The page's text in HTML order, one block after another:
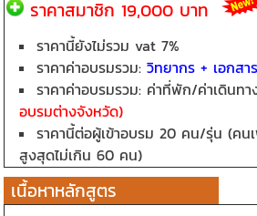
ราคาสมาชิก 19,000 บาท
ราคานี้ยังไม่รวม vat 7%
ราคาค่าอบรมรวม:วิทยากร + เอกส
ราคาค่าอบรมรวม: ค่าที่พัก/ค่าเดินท
อบรมต่างจังหวัด)
ราคานี้ต่อผู้เข้าอบรม 20 คน/รุ่น (คน
สูงสุดไม่เกิน 60 คน)
เนื้อหาหลักสูตร